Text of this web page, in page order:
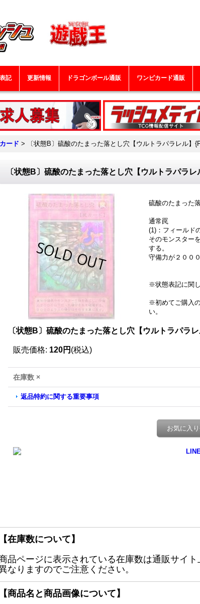
記 更新情報 ドラゴンボール通販 ワンピカード通販
ード > 〔状態B〕硫酸のたまった落とし穴【ウルトラパラレル】
〔状態B〕硫酸のたまった落とし穴【ウルトラパラレ
硫酸のたまった
通常罠
(1)：フィールド
そのモンスター
する。
守備力が２００
※状態表記に関
※初めてご購入
い。
〔状態B〕硫酸のたまった落とし穴【ウルトラパラ
販売価格: 120円 (税込)
在庫数 ×
返品特約に関する重要事項
お気に入
【在庫数について】
品ページに表示されている在庫数は通販サイ
なりますのでご注意ください。
【商品名と商品画像について】